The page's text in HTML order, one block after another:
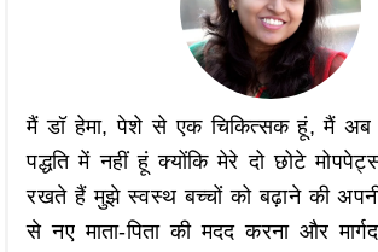
मैं डॉ हेमा, पेशे से एक चिकित्सक हूं, मैं अब
पद्धति में नहीं हूं क्योंकि मेरे दो छोटे
रखते हैं मुझे स्वस्थ बच्चों को बढ़ाने की अपनी
से नए माता-पिता की मदद करना और